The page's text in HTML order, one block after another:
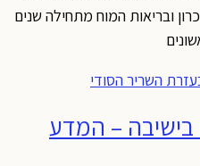
על הזיכרון ובריאות המוח מתחילה שנים
בישיבה – המדע